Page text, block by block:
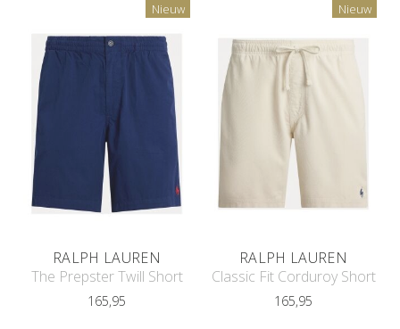
RALPH LAUREN
The Prepster Twill Short
165,95
Nieuw
RALPH LAUREN
Classic Fit Corduroy Short
165,95
Nieuw